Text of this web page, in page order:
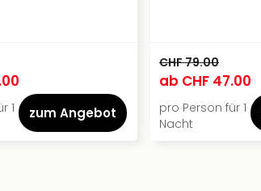
1
zum Angebot
CHF 79.00
ab CHF 47.00
pro Person für 1
Nacht